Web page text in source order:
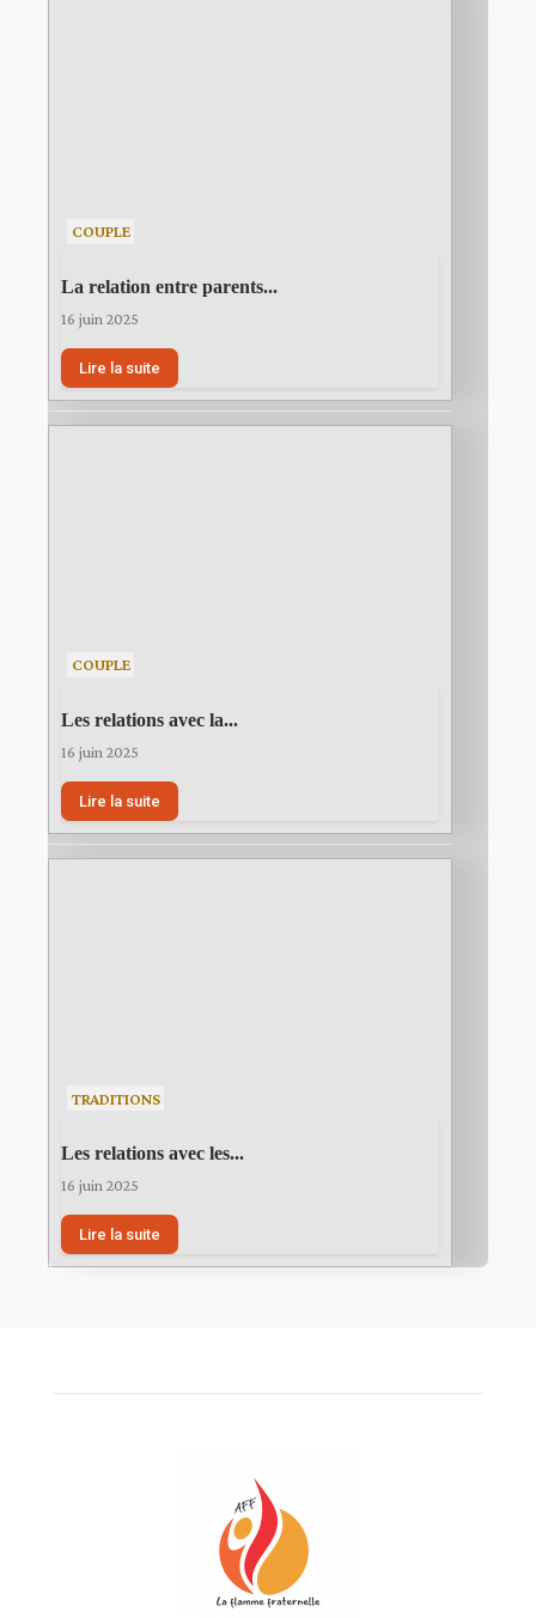
COUPLE
La relation entre parents...
16 juin 2025
Lire la suite
COUPLE
Les relations avec la...
16 juin 2025
Lire la suite
TRADITIONS
Les relations avec les...
16 juin 2025
Lire la suite